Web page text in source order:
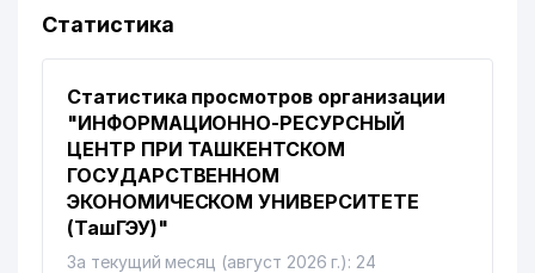
6
ГОСУДАРСТВЕННЫЙ
МУКИМИ
ТИПОГРАФИЯ КАБИНЕТА
МИНИСТРОВ РЕСПУБЛИКИ
УЗБЕКИСТАН
567 м
УПОЛНОМОЧЕННЫЙ ОЛИЙ
МАЖЛИСА ПО ПРАВАМ
Статистика
Статистика просмотров организации
"ИНФОРМАЦИОННО-РЕСУРСНЫЙ
ЦЕНТР ПРИ ТАШКЕНТСКОМ
ГОСУДАРСТВЕННОМ
ЭКОНОМИЧЕСКОМ УНИВЕРСИТЕТЕ
(ТашГЭУ)"
За текущий месяц (август 2026 г.): 24